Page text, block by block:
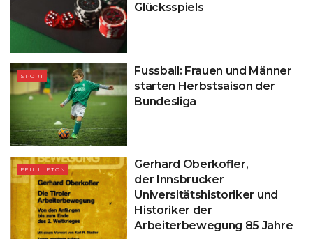
Glücksspiels
SPORT
Fussball: Frauen und Männer
starten Herbstsaison der
Bundesliga
FEUILLETON
Gerhard Oberkofler,
der Innsbrucker
Universitätshistoriker und
Historiker der
Arbeiterbewegung 85 Jahre